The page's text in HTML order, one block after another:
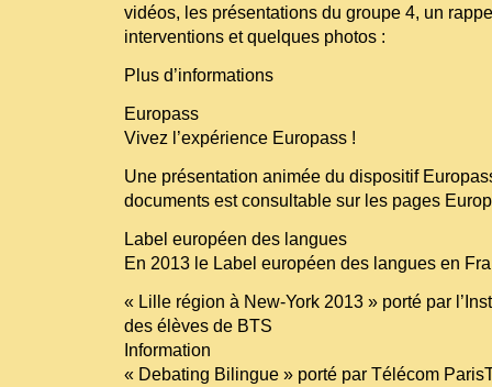
vidéos, les présentations du groupe 4, un
interventions et quelques photos :
Plus d’informations
Europass
Vivez l’expérience Europass !
Une présentation animée du dispositif
documents est consultable sur les pages
Label européen des langues
En 2013 le Label européen des langues en
« Lille région à New-York 2013 » porté par
des élèves de BTS
Information
« Debating Bilingue » porté par Télécom